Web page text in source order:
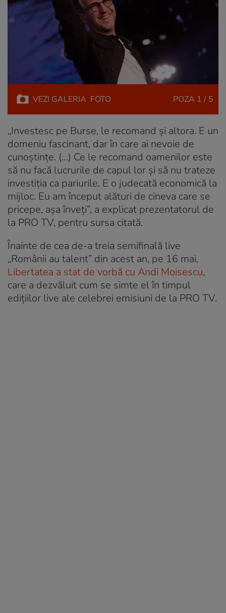
VEZI GALERIA FOTO POZA 1 / 5
„Investesc pe Burse, le recomand și altora. E un
domeniu fascinant, dar în care ai nevoie de
cunoștințe. (…) Ce le recomand oamenilor este
să nu facă lucrurile de capul lor și să nu trateze
investiția ca pariurile. E o judecată economică la
mijloc. Eu am început alături de cineva care se
pricepe, așa înveți”, a explicat prezentatorul de
la PRO TV, pentru sursa citată.
Înainte de cea de-a treia semifinală live
„Românii au talent” din acest an, pe 16 mai,
Libertatea a stat de vorbă cu Andi Moisescu,
care a dezvăluit cum se simte el în timpul
edițiilor live ale celebrei emisiuni de la PRO TV.